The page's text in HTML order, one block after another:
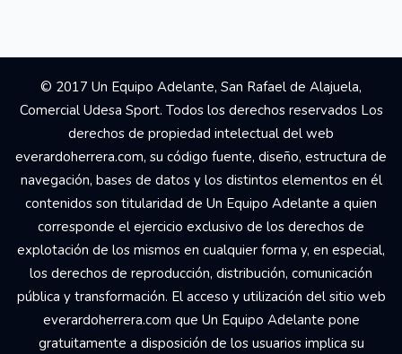
© 2017 Un Equipo Adelante, San Rafael de Alajuela,
Comercial Udesa Sport. Todos los derechos reservados Los
derechos de propiedad intelectual del web
everardoherrera.com, su código fuente, diseño, estructura de
navegación, bases de datos y los distintos elementos en él
contenidos son titularidad de Un Equipo Adelante a quien
corresponde el ejercicio exclusivo de los derechos de
explotación de los mismos en cualquier forma y, en especial,
los derechos de reproducción, distribución, comunicación
pública y transformación. El acceso y utilización del sitio web
everardoherrera.com que Un Equipo Adelante pone
gratuitamente a disposición de los usuarios implica su